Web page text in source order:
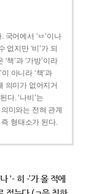
국어에서 ‘ㅂ’이나
없지만 ‘비’가 되
책’과 ‘가방’이라
아니라 ‘책’과
의미가 없어지거
다. ‘나비’는
의미와는 전혀 관계
즉 형태소가 된다.
‘- 히 -’가 올 적에